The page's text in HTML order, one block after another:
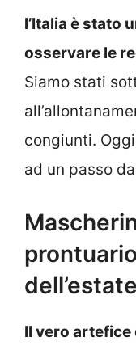
l’Italia è stato
osservare le
Siamo stati
congiunti.
ad un passo
dell’estate
Il vero